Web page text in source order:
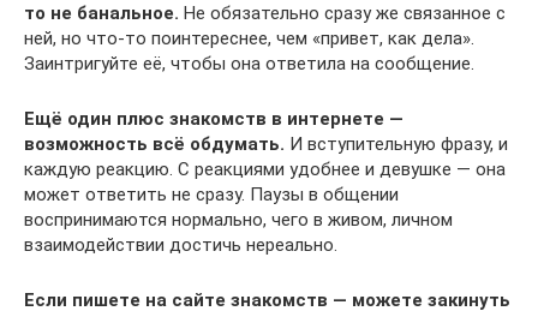
то не банальное. Не обязательно сразу же связанное с
ней, но что-то поинтереснее, чем «привет, как дела».
Заинтригуйте её, чтобы она ответила на сообщение.
Ещё один плюс знакомств в интернете —
возможность всё обдумать. И вступительную фразу, и
каждую реакцию. С реакциями удобнее и девушке — она
может ответить не сразу. Паузы в общении
воспринимаются нормально, чего в живом, личном
взаимодействии достичь нереально.
Если пишете на сайте знакомств — можете закинуть